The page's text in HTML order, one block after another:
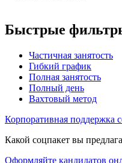
Быстрые
Частичная занятость
Гибкий график
Полная занятость
Полный день
Вахтовый метод
Корпоративная поддержка
Какой соцпакет вы
Оформляйте кандидатов